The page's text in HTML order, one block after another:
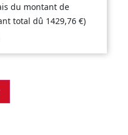
du montant de
total dû 1429,76€)